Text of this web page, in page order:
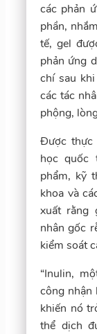
các phản
phần,
tế, gel
phản ứng
chí sau
các tác
phộng,
Được thực
học quốc
phẩm, kỹ
khoa và
xuất rằng
nhân gốc
kiểm soát
“Inulin,
công nhận
khiến nó
thể dịch